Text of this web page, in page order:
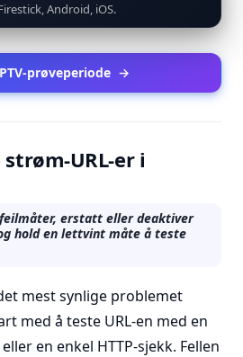
Android, iOS.
prøveperiode →
URL-er i
erstatt eller deaktiver
hold en lettvint måte å teste
mest synlige problemet
med å teste URL-en med en
en enkel HTTP-sjekk. Fellen